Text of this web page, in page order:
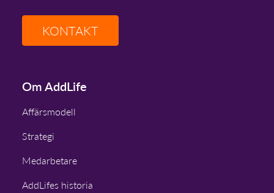
KONTAKT
Om AddLife
Affärsmodell
Strategi
Medarbetare
AddLifes historia